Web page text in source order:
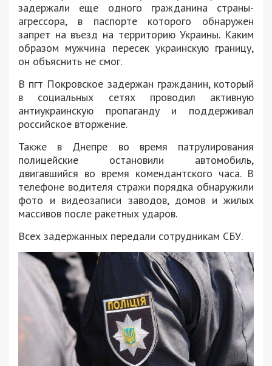
задержали еще одного гражданина страны-
агрессора, в паспорте которого обнаружен
запрет на въезд на территорию Украины. Каким
образом мужчина пересек украинскую границу,
он объяснить не смог.
В пгт Покровское задержан гражданин, который
в социальных сетях проводил активную
антиукраинскую пропаганду и поддерживал
российское вторжение.
Также в Днепре во время патрулирования
полицейские остановили автомобиль,
двигавшийся во время комендантского часа. В
телефоне водителя стражи порядка обнаружили
фото и видеозаписи заводов, домов и жилых
массивов после ракетных ударов.
Всех задержанных передали сотрудникам СБУ.